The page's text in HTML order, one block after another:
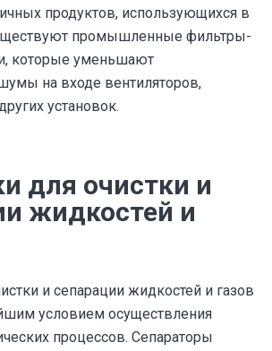
продуктов, использующихся в
промышленные фильтры-
которые уменьшают
на входе вентиляторов,
установок.
для очистки и
жидкостей и
и сепарации жидкостей и газов
условием осуществления
процессов. Сепараторы